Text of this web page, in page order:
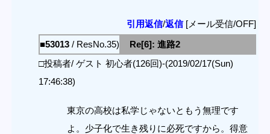
引用返信/返信[メール受信/OFF]
■53013 / ResNo.35)
Re[6]: 進路2
□投稿者/ ゲスト 初心者(126回)-(2019/02/17(Sun)
17:46:38)
東京の高校は私学じゃないともう無理です
よ。少子化で生き残りに必死ですから。得意